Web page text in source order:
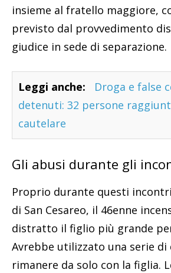
insieme al fratello maggiore,
previsto dal provvedimento
giudice in sede di separazione.
Leggi anche:
Droga e false
detenuti: 32 persone
cautelare
Gli abusi durante gli
Proprio durante questi
di San Cesareo, il 46enne
distratto il figlio più grande
Avrebbe utilizzato una serie di
rimanere da solo con la figlia.